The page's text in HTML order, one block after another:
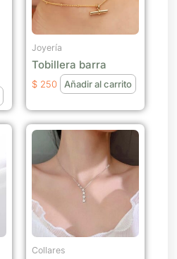
Joyería
Tobillera barra
$ 250 Añadir al carrito
Collares